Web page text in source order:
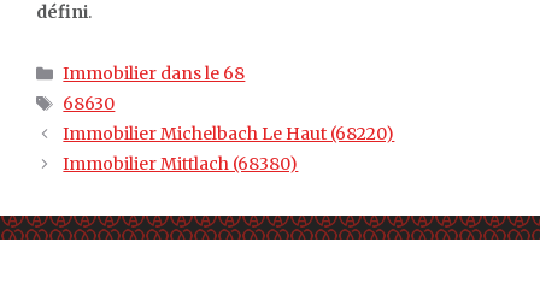
défini.
Catégories
Immobilier dans le 68
Étiquettes
68630
Immobilier Michelbach Le Haut (68220)
Immobilier Mittlach (68380)